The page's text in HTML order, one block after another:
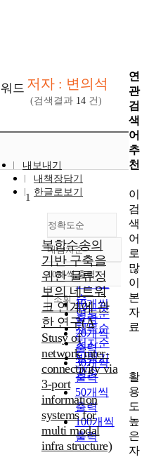
드 저자 : 변의석
(검색결과 14 건)
내보내기
내책장담기
한글로보기
정확도순
정확도
순
인기도
순
연도순
제목순
저자순
발행기
관순
내림차순
내림차순
10개씩 출력
10개씩
출력
20개씩
출력
30개씩
출력
50개씩
출력
100개씩
출력
조회
1
복합수송의
기반 구축을
위한 물류정
보의 네트워
크 연계에 관
한 연구(A
Stusy of
network inter-
connectivity via
3-port
information
systems for
multi modal
infra structure)
연
관
검
색
어
추
천
이
검
색
어
로
많
이
본
자
료
활
용
도
높
은
자